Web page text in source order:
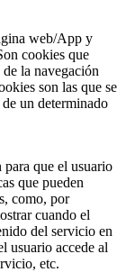
web/App y
cookies que
la navegación
son las que se
un determinado
que el usuario
que pueden
como, por
cuando el
del servicio en
usuario accede al
etc.